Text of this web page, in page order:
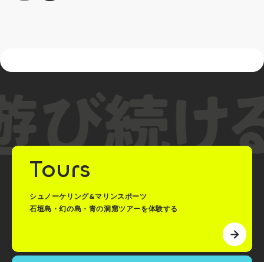
Tours
シュノーケリング&マリンスポーツ
石垣島・幻の島・青の洞窟ツアーを体験する